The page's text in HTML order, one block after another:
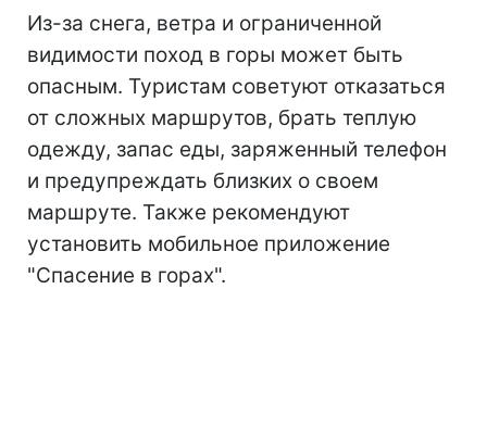
Из-за снега, ветра и ограниченной
видимости поход в горы может быть
опасным. Туристам советуют отказаться
от сложных маршрутов, брать теплую
одежду, запас еды, заряженный телефон
и предупреждать близких о своем
маршруте. Также рекомендуют
установить мобильное приложение
"Спасение в горах".